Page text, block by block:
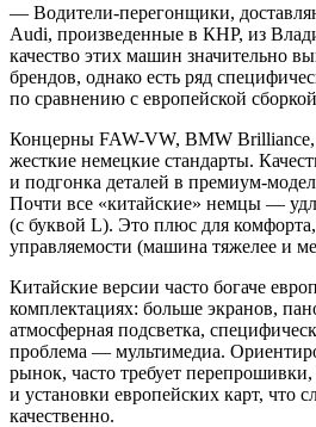
— Водители-перегонщики,
Audi, произведенные в КНР, из
качество этих машин значительно
брендов, однако есть ряд
по сравнению с европейской
Концерны FAW-VW, BMW
жесткие немецкие стандарты.
и подгонка деталей в премиум-
Почти все «китайские» немцы —
(с буквой L). Это плюс для
управляемости (машина тяжелее и
Китайские версии часто богаче
комплектациях: больше экранов,
атмосферная подсветка,
проблема — мультимедиа.
рынок, часто требует
и установки европейских карт, что
качественно.